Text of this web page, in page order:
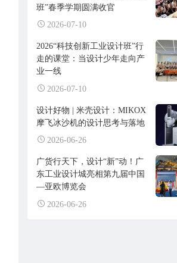
班”春季学期圆满收官
2026-07-10
2026“科技创新工业设计班”行
走的课堂：当设计少年走向产
业一线
2026-07-10
设计好物 | 米壳设计：MIKOX
摩飞冰沙机的设计思考与落地
2026-06-26
广货行天下，设计“新”动！广
东工业设计城亮相第九届中国
—亚欧博览会
2026-06-26